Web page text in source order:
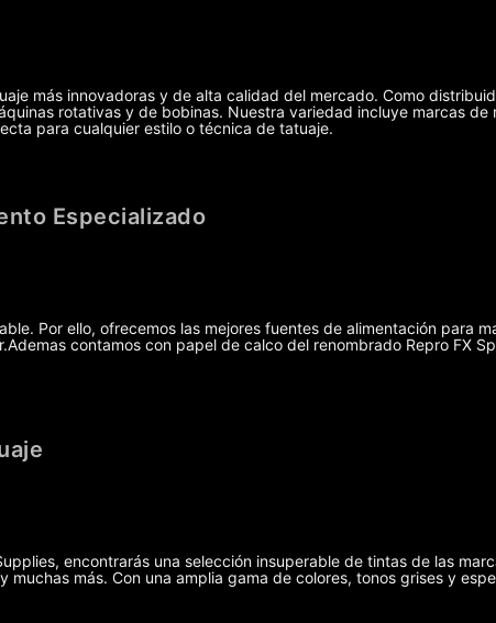
más innovadoras y de alta calidad del mercado. Como
rotativas y de bobinas. Nuestra variedad incluye marcas
para cualquier estilo o técnica de tatuaje.
Especializado
Por ello, ofrecemos las mejores fuentes de alimentación para
contamos con papel de calco del renombrado Repro FX
encontrarás una selección insuperable de tintas de las
muchas más. Con una amplia gama de colores, tonos grises y